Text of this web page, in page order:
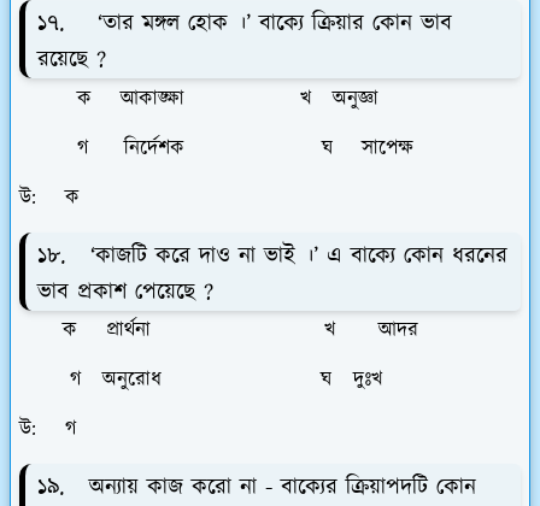
১৭. ‘তার মঙ্গল হোক ।’ বাক্যে ক্রিয়ার কোন ভাব
রয়েছে ?
ক আকাঙ্ক্ষা খ অনুজ্ঞা
গ নির্দেশক ঘ সাপেক্ষ
উ: ক
১৮. ‘কাজটি করে দাও না ভাই ।’ এ বাক্যে কোন ধরনের
ভাব প্রকাশ পেয়েছে ?
ক প্রার্থনা খ আদর
গ অনুরোধ ঘ দুঃখ
উ: গ
১৯. অন্যায় কাজ করো না - বাক্যের ক্রিয়াপদটি কোন